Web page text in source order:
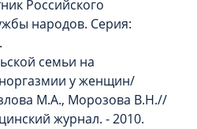
Российского
народов. Серия:
семьи на
у женщин/
М.А., Морозова В.Н.//
журнал. - 2010.